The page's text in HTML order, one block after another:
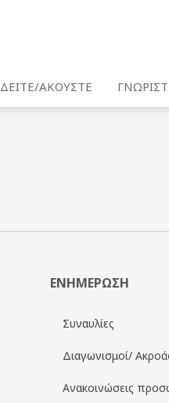
ΔΕΙΤΕ/ΑΚΟΥΣΤΕ
ΕΝΗΜΕΡΩΣΗ
Συναυλίες
Διαγωνισμοί/
Ανακοινώσεις